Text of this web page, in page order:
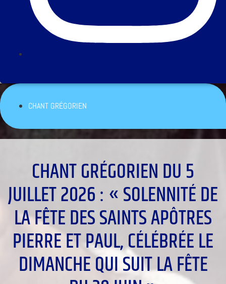
CHANT GRÉGORIEN
CHANT GRÉGORIEN DU 5
JUILLET 2026 : « SOLENNITÉ DE
LA FÊTE DES SAINTS APÔTRES
PIERRE ET PAUL, CÉLÉBRÉE LE
DIMANCHE QUI SUIT LA FÊTE